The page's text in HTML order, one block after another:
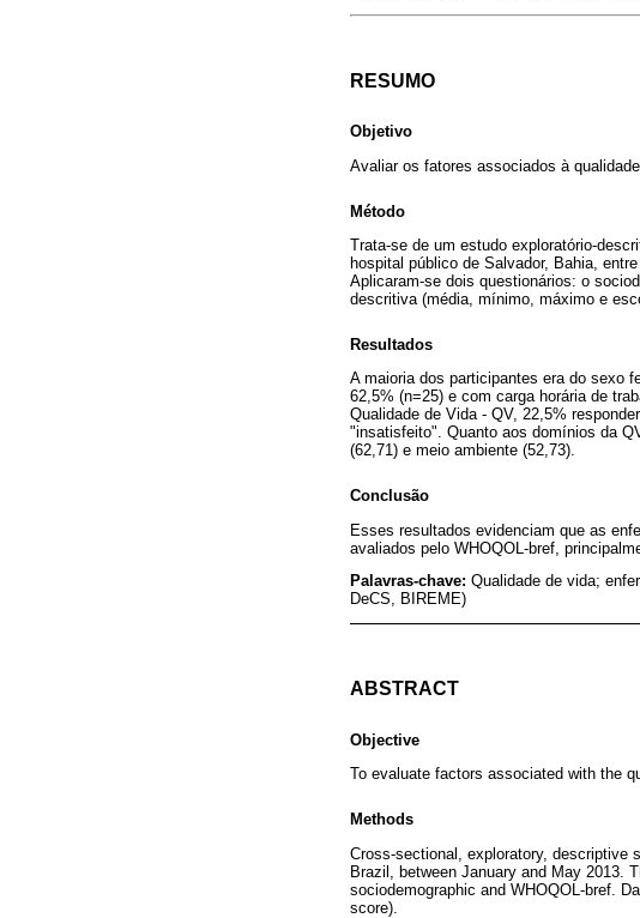
RESUMO
Objetivo
Avaliar os fatores associados à
Método
Trata-se de um estudo exploratório-
hospital público de Salvador, Bahia,
Aplicaram-se dois questionários: o
descritiva (média, mínimo, máximo e
Resultados
A maioria dos participantes era do sexo
62,5% (n=25) e com carga horária de
Qualidade de Vida - QV, 22,5%
"insatisfeito". Quanto aos domínios da
(62,71) e meio ambiente (52,73).
Conclusão
Esses resultados evidenciam que as
avaliados pelo WHOQOL-bref,
Palavras-chave: Qualidade de vida;
DeCS, BIREME)
ABSTRACT
Objective
To evaluate factors associated with the
Methods
Cross-sectional, exploratory, descriptive
Brazil, between January and May 2013.
sociodemographic and WHOQOL-bref.
score).